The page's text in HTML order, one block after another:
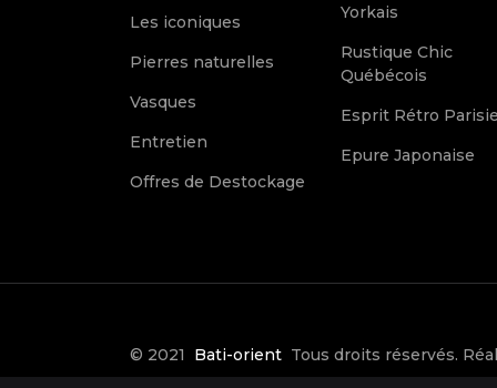
Les iconiques
Pierres naturelles
Vasques
Entretien
Offres de Destockage
Yorkais
Rustique Chic
Québécois
Esprit Rétro
Epure Japonaise
© 2021 Bati-orient Tous droits réservés.